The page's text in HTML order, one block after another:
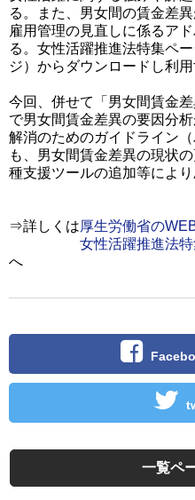
る。また、男女間の賃金差
雇用管理の見直しに係るア
る。女性活躍推進法特集ペ
ジ）からダウンロードし利用
今回、併せて「男女間賃金
で男女間賃金差異の要因分
解消のためのガイドライン
も、男女間賃金差異の現状
種支援ツールの追加等により
⇒詳しくは厚生労働省の
女性活躍推進法
へ
一覧ペ